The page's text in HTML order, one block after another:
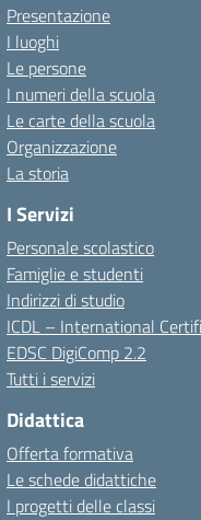
Presentazione
I luoghi
Le persone
I numeri della scuola
Le carte della scuola
Organizzazione
La storia
I Servizi
Personale scolastico
Famiglie e studenti
Indirizzi di studio
ICDL – International
EDSC DigiComp 2.2
Tutti i servizi
Didattica
Offerta formativa
Le schede didattiche
I progetti delle classi